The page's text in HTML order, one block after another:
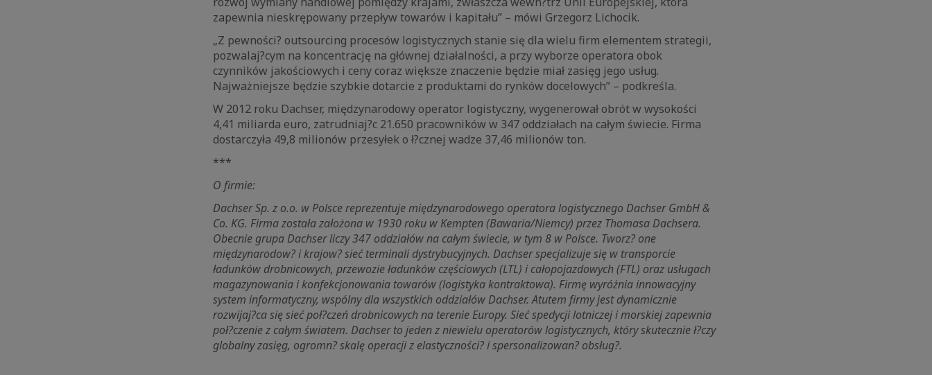
zapewnia nieskrępowany przepływ towarów i kapitału” – mówi Grzegorz Lichocik.
„Z pewności? outsourcing procesów logistycznych stanie się dla wielu firm elementem strategii,
pozwalaj?cym na koncentrację na głównej działalności, a przy wyborze operatora obok
czynników jakościowych i ceny coraz większe znaczenie będzie miał zasięg jego usług.
Najważniejsze będzie szybkie dotarcie z produktami do rynków docelowych” – podkreśla.
W 2012 roku Dachser, międzynarodowy operator logistyczny, wygenerował obrót w wysokości
4,41 miliarda euro, zatrudniaj?c 21.650 pracowników w 347 oddziałach na całym świecie. Firma
dostarczyła 49,8 milionów przesyłek o ł?cznej wadze 37,46 milionów ton.
***
O firmie:
Dachser Sp. z o.o. w Polsce reprezentuje międzynarodowego operatora logistycznego Dachser GmbH &
Co. KG. Firma została założona w 1930 roku w Kempten (Bawaria/Niemcy) przez Thomasa Dachsera.
Obecnie grupa Dachser liczy 347 oddziałów na całym świecie, w tym 8 w Polsce. Tworz? one
międzynarodow? i krajow? sieć terminali dystrybucyjnych. Dachser specjalizuje się w transporcie
ładunków drobnicowych, przewozie ładunków częściowych (LTL) i całopojazdowych (FTL) oraz usługach
magazynowania i konfekcjonowania towarów (logistyka kontraktowa). Firmę wyróżnia innowacyjny
system informatyczny, wspólny dla wszystkich oddziałów Dachser. Atutem firmy jest dynamicznie
rozwijaj?ca się sieć poł?czeń drobnicowych na terenie Europy. Sieć spedycji lotniczej i morskiej zapewnia
poł?czenie z całym światem. Dachser to jeden z niewielu operatorów logistycznych, który skutecznie ł?czy
globalny zasięg, ogromn? skalę operacji z elastyczności? i spersonalizowan? obsług?.